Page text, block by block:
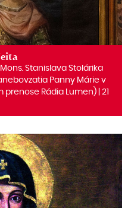
Stanislava Stolárika
Panny Márie v
prenose Rádia Lumen) | 21